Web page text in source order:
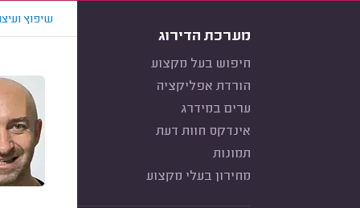
מערכת הדירוג
חיפוש בעל מקצוע
הורדת אפליקציה
ערים במידרג
אינדקס חוות דעת
תמונות
מחירון בעלי מקצוע
שיפוץ